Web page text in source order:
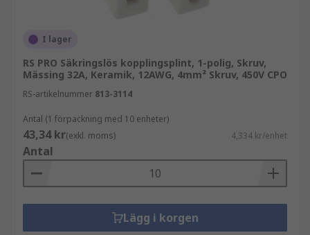
I lager
RS PRO Säkringslös kopplingsplint, 1-polig, Skruv,
Mässing 32A, Keramik, 12AWG, 4mm² Skruv, 450V CPO
RS-artikelnummer 813-3114
Antal (1 förpackning med 10 enheter)
43,34 kr(exkl. moms) 4,334 kr/enhet
Antal
Lägg i korgen